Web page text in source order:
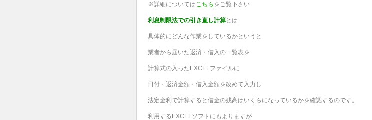
※詳細についてはこちら をご覧下さい
利息制限法での引き直し計算とは
具体的にどんな作業をしているかというと
業者から届いた返済・借入の一覧表を
計算式の入ったEXCELファイルに
日付・返済金額・借入金額を改めて入力し
法定金利で計算すると借金の残高はいくらになっているかを確認するのです。
利用するEXCELソフトにもよりますが